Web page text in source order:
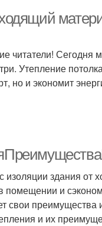
читатели!
Утепление
но и экономит
изоляции здания
помещении и
свои преимущества
и их